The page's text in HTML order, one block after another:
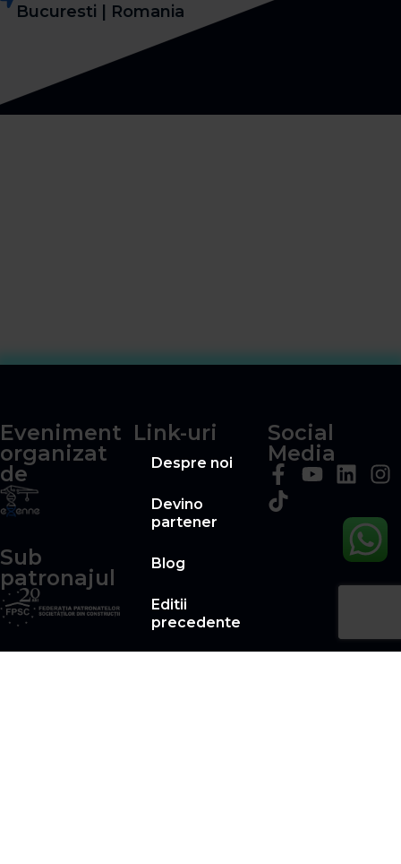
Bucuresti | Romania
Eveniment
organizat
de
Sub
patronajul
Link-uri
Despre noi
Devino
partener
Blog
Editii
precedente
Social
Media